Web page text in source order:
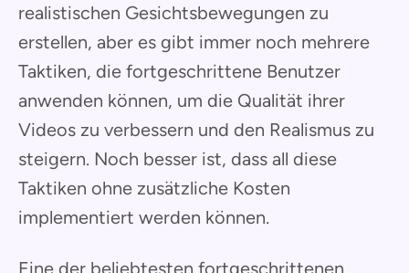
realistischen Gesichtsbewegungen zu
erstellen, aber es gibt immer noch mehrere
Taktiken, die fortgeschrittene Benutzer
anwenden können, um die Qualität ihrer
Videos zu verbessern und den Realismus zu
steigern. Noch besser ist, dass all diese
Taktiken ohne zusätzliche Kosten
implementiert werden können.
Eine der beliebtesten fortgeschrittenen